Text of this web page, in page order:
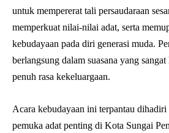
untuk mempererat tali persaudaraan
memperkuat nilai-nilai adat, serta
kebudayaan pada diri generasi muda.
berlangsung dalam suasana yang
penuh rasa kekeluargaan.
Acara kebudayaan ini terpantau dihadiri
pemuka adat penting di Kota Sungai